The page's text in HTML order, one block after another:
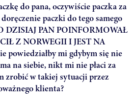
do pana, oczywiście paczka za
paczki do tego samego
DZISIAJ PAN POINFORMOWAŁ
Z NORWEGII I JEST NA
powiedziałby mi gdybym się nie
na siebie, nikt mi nie płaci za
zrobić w takiej sytuacji przez
klienta?